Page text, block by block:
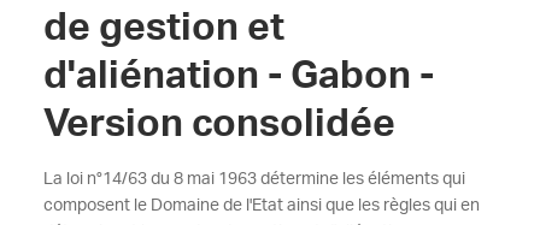
de gestion et
d'aliénation - Gabon -
Version consolidée
La loi n°14/63 du 8 mai 1963 détermine les éléments qui
composent le Domaine de l'Etat ainsi que les règles qui en